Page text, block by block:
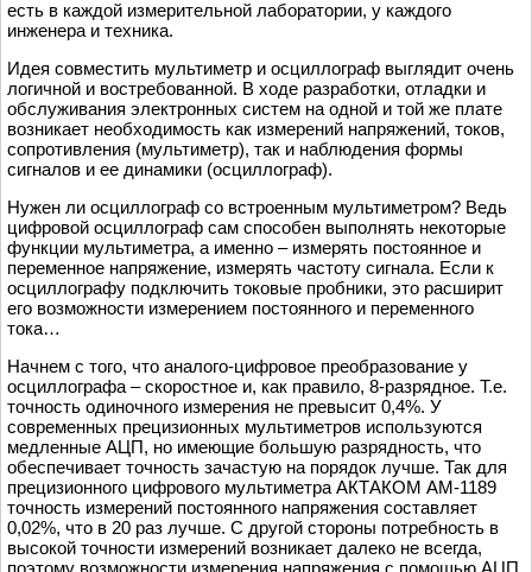
есть в каждой измерительной лаборатории, у каждого
инженера и техника.
Идея совместить мультиметр и осциллограф выглядит очень
логичной и востребованной. В ходе разработки, отладки и
обслуживания электронных систем на одной и той же плате
возникает необходимость как измерений напряжений, токов,
сопротивления (мультиметр), так и наблюдения формы
сигналов и ее динамики (осциллограф).
Нужен ли осциллограф со встроенным мультиметром? Ведь
цифровой осциллограф сам способен выполнять некоторые
функции мультиметра, а именно – измерять постоянное и
переменное напряжение, измерять частоту сигнала. Если к
осциллографу подключить токовые пробники, это расширит
его возможности измерением постоянного и переменного
тока…
Начнем с того, что аналого-цифровое преобразование у
осциллографа – скоростное и, как правило, 8-разрядное. Т.е.
точность одиночного измерения не превысит 0,4%. У
современных прецизионных мультиметров используются
медленные АЦП, но имеющие большую разрядность, что
обеспечивает точность зачастую на порядок лучше. Так для
прецизионного цифрового мультиметра АКТАКОМ АМ-1189
точность измерений постоянного напряжения составляет
0,02%, что в 20 раз лучше. С другой стороны потребность в
высокой точности измерений возникает далеко не всегда,